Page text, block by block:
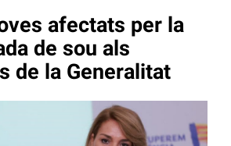
afectats per la
de sou als
de la Generalitat